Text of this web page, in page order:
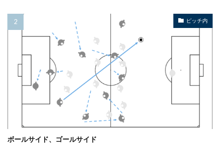
ピッチ内
ボールサイド、ゴールサイド